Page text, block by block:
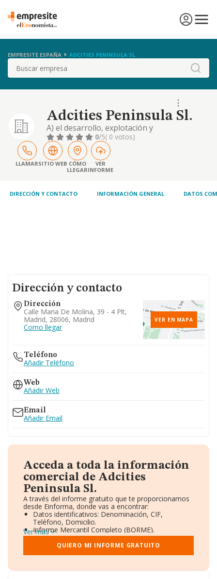
EMPRESITE ESPAÑA ADCITIES PENINSULA SL.
Buscar
Adcities Peninsula Sl.
A) el desarrollo, explotación y
comercialización de software o aplicaciones
de comercio electrónico, asi como la
prestación de servicios de
aprovisionamiento, soporte o asistencia a
personas, empresas y/o sociedades en la
soporte, provisión de servicios pa
0/5( 0 votos)
LLAMARSITIO WEB CÓMO
LLEGAR
VER
INFORME
DIRECCIÓN Y CONTACTO INFORMACIÓN GENERAL DATOS
Dirección y contacto
Dirección
Calle Maria De Molina, 39 - 4 Plt,
Madrid, 28006, Madrid
Como llegar
VER EN MAPA
Teléfono
Añadir Teléfono
Web
Añadir Web
Email
Añadir Email
Acceda a toda la información
comercial de Adcities
Peninsula Sl.
A través del informe gratuito que te proporcionamos
desde Einforma, donde vas a encontrar:
Datos identificativos: Denominación, CIF,
Teléfono, Domicilio.
Informe Mercantil Completo (BORME).
Gráficos de Evolución Ventas y Empleados.
Consejo de Administración y Administradores.
Directivos y Ejecutivos.
Ver más
QUIERO MI INFORME GRATUITO